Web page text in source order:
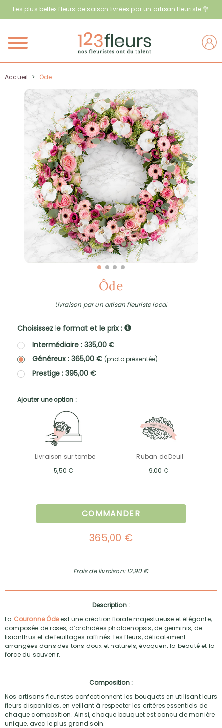
Les plus belles fleurs de saison livrées par un artisan fleuriste 💐
Menu
Accueil > Ôde
Ôde
Livraison par un artisan fleuriste local
Choisissez le format et le prix :
Intermédiaire : 335,00 €
Généreux : 365,00 € (photo présentée)
Prestige : 395,00 €
Ajouter une option :
Livraison sur tombe
5,50 €
Ruban de Deuil
9,00 €
COMMANDER
365,00 €
Frais de livraison: 12,90 €
Description :
La Couronne Ôdeest une création florale majestueuse et élégante,
composée de roses, d’orchidées phalaenopsis, de germinis, de
lisianthus et de feuillages raffinés. Les fleurs, délicatement
arrangées dans des tons doux et naturels, évoquent la beauté et la
force du souvenir.
Composition :
Nos artisans fleuristes confectionnent les bouquets en utilisant leurs
fleurs disponibles, en veillant à respecter les critères essentiels de
chaque composition. Ainsi, chaque bouquet est conçu de manière
unique, avec le plus grand soin.